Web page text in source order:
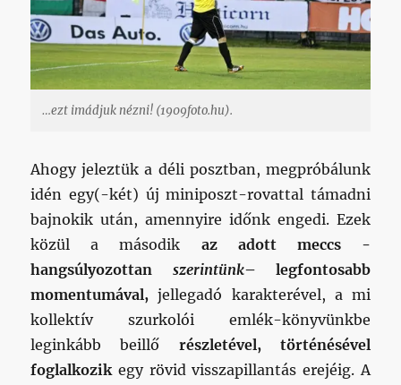
…ezt imádjuk nézni! (1909foto.hu).
Ahogy jeleztük a déli posztban, megpróbálunk
idén egy(-két) új miniposzt-rovattal támadni
bajnokik után, amennyire időnk engedi. Ezek
közül a második az adott meccs -
hangsúlyozottan szerintünk– legfontosabb
momentumával, jellegadó karakterével, a mi
kollektív szurkolói emlék-könyvünkbe
leginkább beillő részletével, történésével
foglalkozikegy rövid visszapillantás erejéig. A